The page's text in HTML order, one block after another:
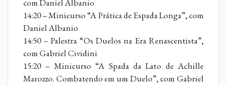
com Daniel Albanio
14:20 – Minicurso “A Prática de Espada Longa”, com
Daniel Albanio
14:50 – Palestra “Os Duelos na Era Renascentista”,
com Gabriel Cividini
15:20 – Minicurso “A Spada da Lato de Achille
Marozzo. Combatendo em um Duelo”, com Gabriel